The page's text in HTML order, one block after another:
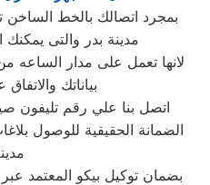
بمجرد اتصالك بالخط
مدينة بدر والتى
لانها تعمل على مدار الساعه
بياناتك
اتصل بنا علي رقم تليفون
الضمانة الحقيقية للوصول
بضمان توكيل بيكو المعتمد